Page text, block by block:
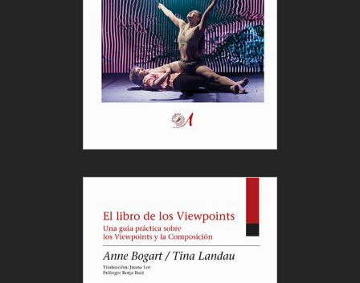
Entrada libre hasta completar aforo (sin previa
Dime que todo está bien– Nueve Norte
Entrada libre con reserva de entradas.
Transitando Chejov – Escuela Blanca Oteyza
Lectura dramatizada de Tartufo – Iglesia